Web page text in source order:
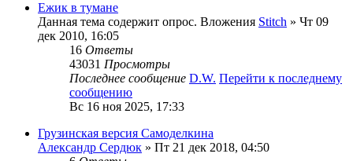
Ежик в тумане
Данная тема содержит опрос. Вложения Stitch » Чт 09
дек 2010, 16:05
16 Ответы
43031 Просмотры
Последнее сообщение D.W. Перейти к последнему
сообщению
Вс 16 ноя 2025, 17:33
Грузинская версия Самоделкина
Александр Сердюк » Пт 21 дек 2018, 04:50